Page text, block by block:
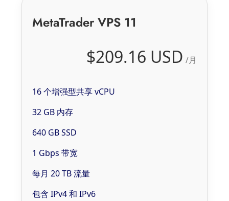
MetaTrader VPS 11
$209.16 USD /月
16 个增强型共享 vCPU
32 GB 内存
640 GB SSD
1 Gbps 带宽
每月 20 TB 流量
包含 IPv4 和 IPv6